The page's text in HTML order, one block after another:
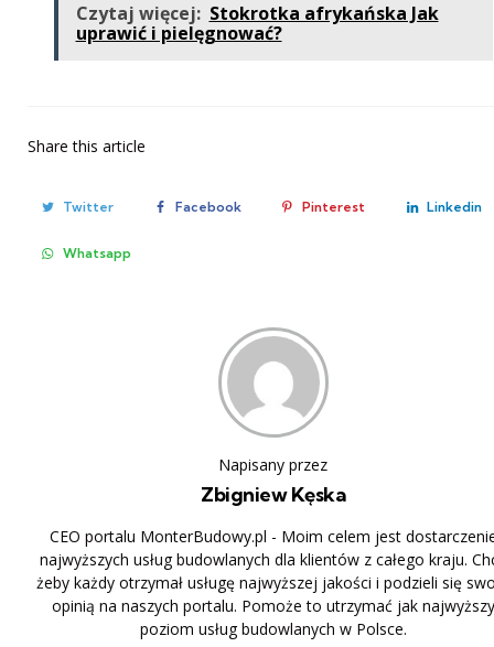
Czytaj więcej: Stokrotka afrykańska Jak
uprawić i pielęgnować?
Share this article
Twitter Facebook Pinterest Linkedin
Whatsapp
Napisany przez
Zbigniew Kęska
CEO portalu MonterBudowy.pl - Moim celem jest
najwyższych usług budowlanych dla klientów z całego kraju.
żeby każdy otrzymał usługę najwyższej jakości i podzieli się
opinią na naszych portalu. Pomoże to utrzymać jak najwyższy
poziom usług budowlanych w Polsce.